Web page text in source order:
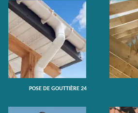
POSE DE GOUTTIÈRE 24